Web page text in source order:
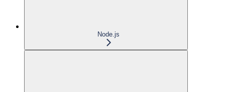
Node.js